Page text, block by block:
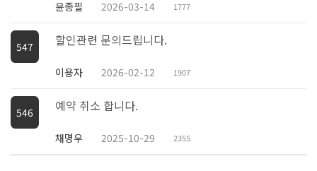
윤종필 2026-03-14 1777
547 할인관련 문의드립니다.
이용자 2026-02-12 1907
546 예약 취소 합니다.
채명우 2025-10-29 2355